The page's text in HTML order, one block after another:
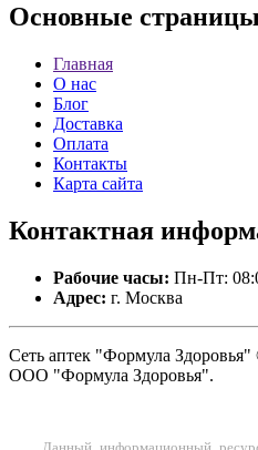
Основные страницы
Главная
О нас
Блог
Доставка
Оплата
Контакты
Карта сайта
Контактная
Рабочие часы: Пн-Пт:
Адрес: г. Москва
Сеть аптек "Формула
ООО "Формула Здоровья".